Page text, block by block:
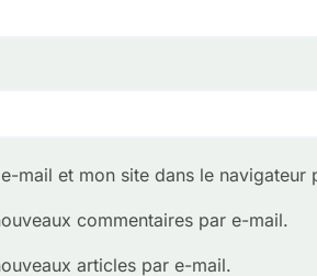
mail et mon site dans le
commentaires par e-mail.
articles par e-mail.